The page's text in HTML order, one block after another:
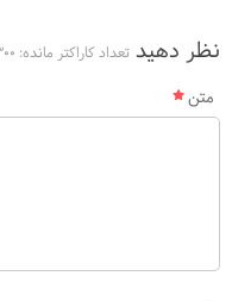
نظر دهید تعداد کاراکتر مانده:
متن